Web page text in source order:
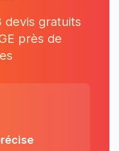
devis gratuits
près de